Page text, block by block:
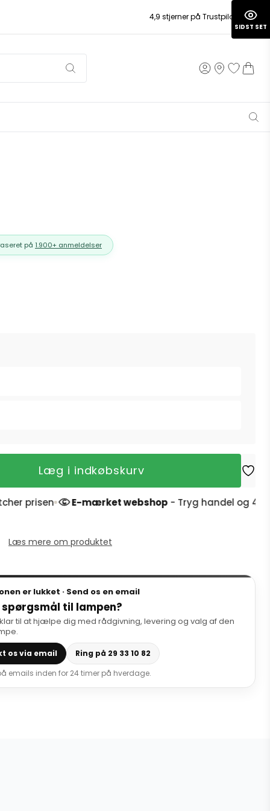
4,9 stjerner på Trustpilot
på 1.900+ anmeldelser
Læg i indkøbskurv
E-mærket webshop- Tryg handel og 4,9 stjerner
Læs mere om produktet
er lukket · Send os en email
spørgsmål til lampen?
til at hjælpe dig med rådgivning, levering og valg af den
os via email
Ring på 29 33 10 82
emails inden for 24 timer på hverdage.
SIDST SET